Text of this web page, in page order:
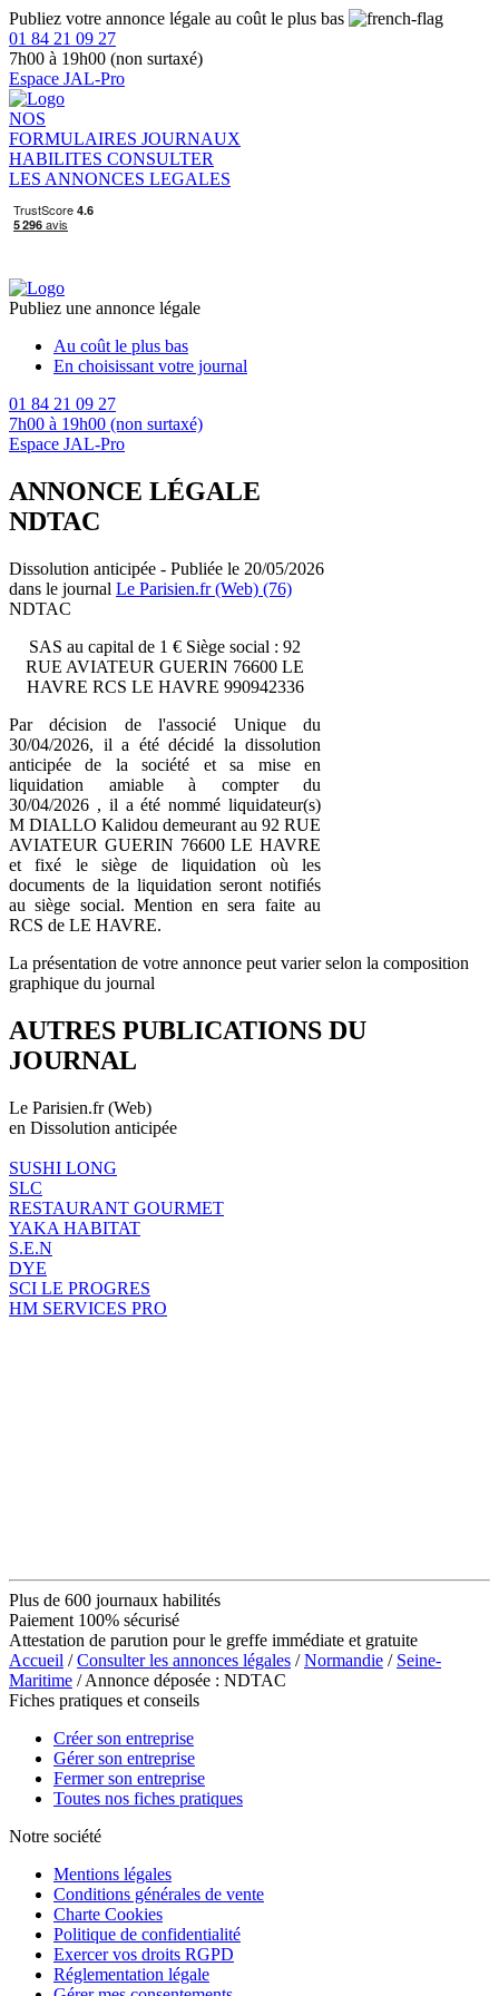
Publiez votre annonce légale au coût le plus bas
01 84 21 09 27
7h00 à 19h00 (non surtaxé)
Espace JAL-Pro
NOS
FORMULAIRES JOURNAUX
HABILITES CONSULTER
LES ANNONCES LEGALES
Publiez une annonce légale
Au coût le plus bas
En choisissant votre journal
01 84 21 09 27
7h00 à 19h00 (non surtaxé)
Espace JAL-Pro
ANNONCE LÉGALE
NDTAC
Dissolution anticipée - Publiée le 20/05/2026
dans le journal Le Parisien.fr (Web) (76)
NDTAC
SAS au capital de 1 € Siège social : 92
RUE AVIATEUR GUERIN 76600 LE
HAVRE RCS LE HAVRE 990942336
Par décision de l'associé Unique du
30/04/2026, il a été décidé la dissolution
anticipée de la société et sa mise en
liquidation amiable à compter du
30/04/2026 , il a été nommé liquidateur(s)
M DIALLO Kalidou demeurant au 92 RUE
AVIATEUR GUERIN 76600 LE HAVRE
et fixé le siège de liquidation où les
documents de la liquidation seront notifiés
au siège social. Mention en sera faite au
RCS de LE HAVRE.
La présentation de votre annonce peut varier selon la composition
graphique du journal
AUTRES PUBLICATIONS DU
JOURNAL
Le Parisien.fr (Web)
en Dissolution anticipée
SUSHI LONG
SLC
RESTAURANT GOURMET
YAKA HABITAT
S.E.N
DYE
SCI LE PROGRES
HM SERVICES PRO
Plus de 600 journaux habilités
Paiement 100% sécurisé
Attestation de parution pour le greffe immédiate et gratuite
Accueil /Consulter les annonces légales /Normandie / Seine-
Maritime / Annonce déposée : NDTAC
Fiches pratiques et conseils
Créer son entreprise
Gérer son entreprise
Fermer son entreprise
Toutes nos fiches pratiques
Notre société
Mentions légales
Conditions générales de vente
Charte Cookies
Politique de confidentialité
Exercer vos droits RGPD
Réglementation légale